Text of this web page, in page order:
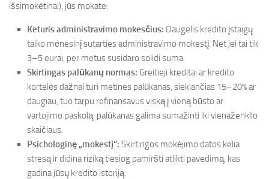
išsimokėtinai), jūs mokate:
Keturis administravimo mokesčius: Daugelis kredito įstaigų
taiko mėnesinį sutarties administravimo mokestį. Net jei tai tik
3–5 eurai, per metus susidaro solidi suma.
Skirtingas palūkanų normas: Greitieji kreditai ar kredito
kortelės dažnai turi metines palūkanas, siekiančias 15–20% ar
daugiau, tuo tarpu refinansavus viską į vieną būsto ar
vartojimo paskolą, palūkanas galima sumažinti iki vienaženklio
skaičiaus.
Psichologinę „mokestį“: Skirtingos mokėjimo datos kelia
stresą ir didina riziką tiesiog pamiršti atlikti pavedimą, kas
gadina jūsų kredito istoriją.